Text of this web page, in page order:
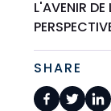
L'AVENIR
SHARE